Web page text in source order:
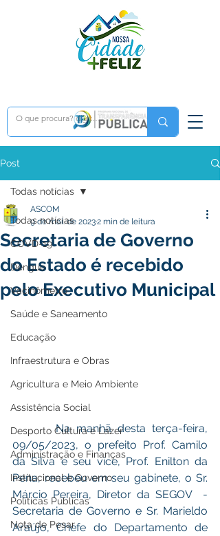
Post
Todas notícias
COVD-19
Dengue
Vacinômetro
Saúde e Saneamento
Educação
Infraestrutura e Obras
Agricultura e Meio Ambiente
Assistência Social
Desporto Cultura e Lazer
Administração e Finanças
Institucional e Governo
Políticas Públicas
Nota de Pesar
Todas notícias
Secretaria de Governo
do Estado é recebido
pelo Executivo Municipal
ASCOM
9 de mai. de 20232 min de leitura
       Na manhã desta terça-feira,
09/05/2023, o prefeito Prof. Camilo
da Silva e seu vice, Prof. Enilton da
Pena, recebeu em seu gabinete, o Sr.
Márcio Pereira, Diretor da SEGOV  -
Secretaria de Governo e Sr. Marieldo
Araújo, Chefe do Departamento de